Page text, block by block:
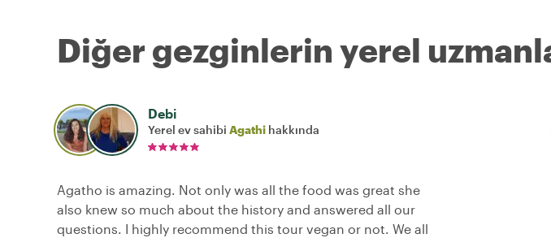
Diğer gezginlerin yerel
Debi
Yerel ev sahibi Agathi hakkında
Agatho is amazing. Not only was all the food was great she
also knew so much about the history and answered all our
questions. I highly recommend this tour vegan or not. We all